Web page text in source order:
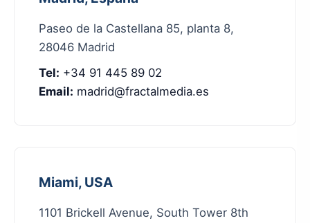
Paseo de la Castellana 85, planta 8,
28046 Madrid
Tel: +34 91 445 89 02
Email: madrid@fractalmedia.es
Miami, USA
1101 Brickell Avenue, South Tower 8th